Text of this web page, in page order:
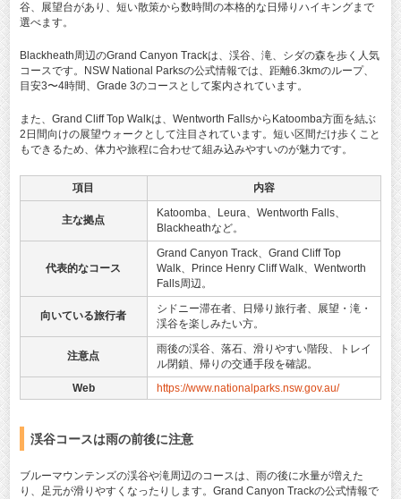
谷、展望台があり、短い散策から数時間の本格的な日帰りハイキングまで
選べます。
Blackheath周辺のGrand Canyon Trackは、渓谷、滝、シダの森を歩く人気
コースです。NSW National Parksの公式情報では、距離6.3kmのループ、
目安3〜4時間、Grade 3のコースとして案内されています。
また、Grand Cliff Top Walkは、Wentworth FallsからKatoomba方面を結ぶ
2日間向けの展望ウォークとして注目されています。短い区間だけ歩くこと
もできるため、体力や旅程に合わせて組み込みやすいのが魅力です。
項目 内容
主な拠点
Katoomba、Leura、Wentworth Falls、
Blackheathなど。
代表的なコース
Grand Canyon Track、Grand Cliff Top
Walk、Prince Henry Cliff Walk、Wentworth
Falls周辺。
向いている旅行者
シドニー滞在者、日帰り旅行者、展望・滝・
渓谷を楽しみたい方。
注意点
雨後の渓谷、落石、滑りやすい階段、トレイ
ル閉鎖、帰りの交通手段を確認。
Web
https://www.nationalparks.nsw.gov.au/
渓谷コースは雨の前後に注意
ブルーマウンテンズの渓谷や滝周辺のコースは、雨の後に水量が増えた
り、足元が滑りやすくなったりします。Grand Canyon Trackの公式情報で